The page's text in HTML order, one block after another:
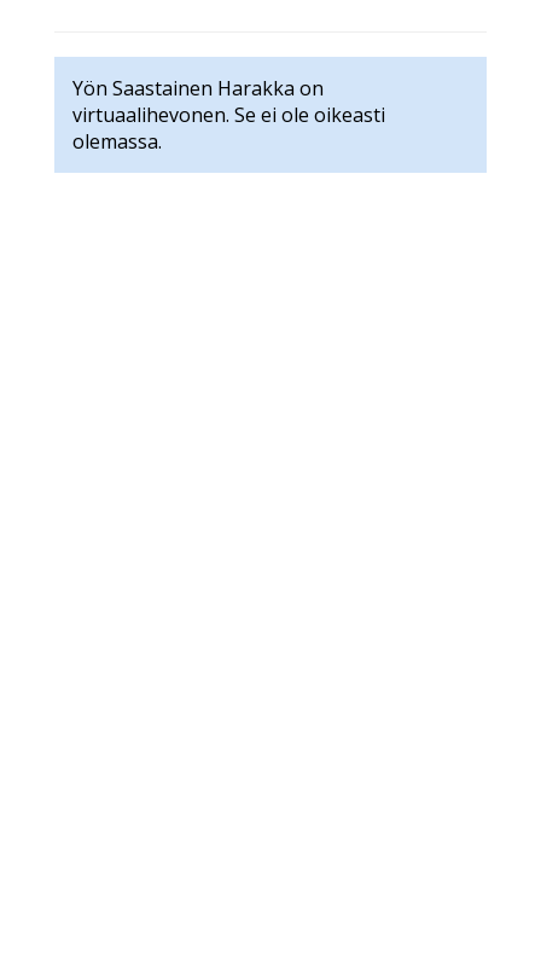
Yön Saastainen Harakka on
virtuaalihevonen. Se ei ole oikeasti
olemassa.